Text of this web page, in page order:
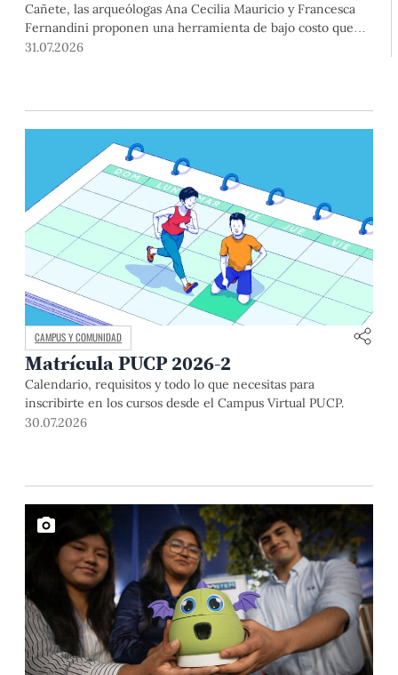
Cañete, las arqueólogas Ana Cecilia Mauricio y Francesca
Fernandini proponen una herramienta de bajo costo que
combina datos abiertos, mapas, sistemas de información
31.07.2026
CAMPUS Y COMUNIDAD
Matrícula PUCP 2026-2
Calendario, requisitos y todo lo que necesitas para
inscribirte en los cursos desde el Campus Virtual PUCP.
30.07.2026